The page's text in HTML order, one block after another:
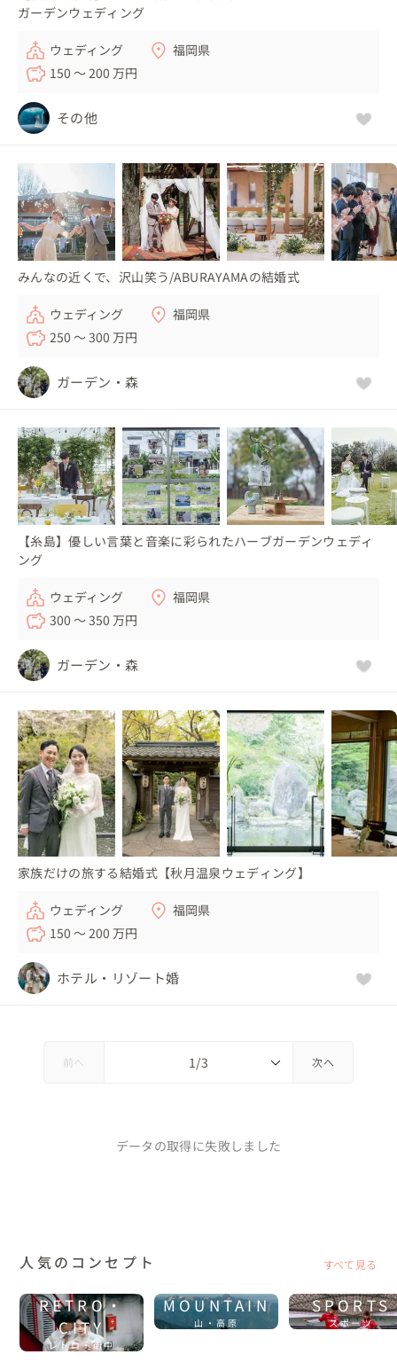
ガーデンウェディング
ウェディング
福岡県
150 〜 200 万円
その他
みんなの近くで、沢山笑う/ABURAYAMAの結婚式
ウェディング
福岡県
250 〜 300 万円
ガーデン・森
【糸島】優しい言葉と音楽に彩られたハーブガーデンウェディ
ング
ウェディング
福岡県
300 〜 350 万円
ガーデン・森
家族だけの旅する結婚式【秋月温泉ウェディング】
ウェディング
福岡県
150 〜 200 万円
ホテル・リゾート婚
前へ 次へ
データの取得に失敗しました
人気のコンセプト すべて見る
RETRO・
CITY
レトロ・街中
MOUNTAIN
山・高原
SPORTS
スポーツ